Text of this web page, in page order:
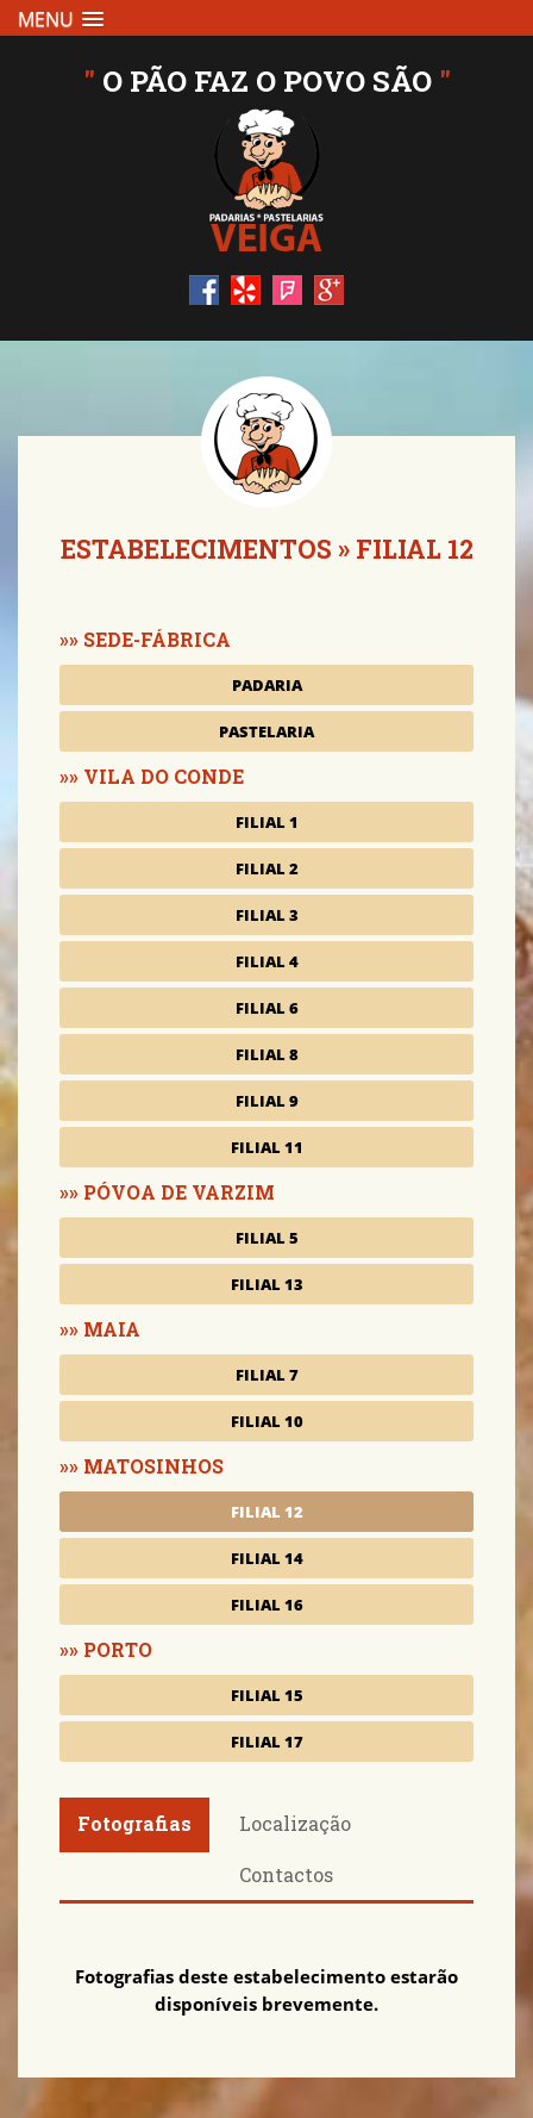
MENU
" O PÃO FAZ O POVO SÃO "
ESTABELECIMENTOS » FILIAL 12
SEDE-FÁBRICA
PADARIA
PASTELARIA
VILA DO CONDE
FILIAL 1
FILIAL 2
FILIAL 3
FILIAL 4
FILIAL 6
FILIAL 8
FILIAL 9
FILIAL 11
PÓVOA DE VARZIM
FILIAL 5
FILIAL 13
MAIA
FILIAL 7
FILIAL 10
MATOSINHOS
FILIAL 12
FILIAL 14
FILIAL 16
PORTO
FILIAL 15
FILIAL 17
Fotografias Localização
Contactos
Fotografias deste estabelecimento estarão
disponíveis brevemente.